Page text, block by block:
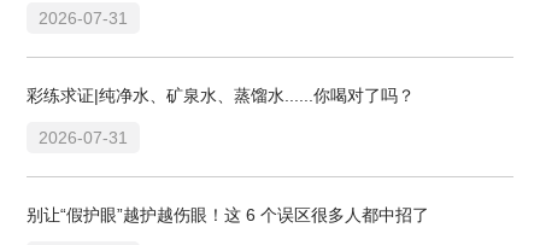
2026-07-31
彩练求证|纯净水、矿泉水、蒸馏水......你喝对了吗？
2026-07-31
别让“假护眼”越护越伤眼！这 6 个误区很多人都中招了